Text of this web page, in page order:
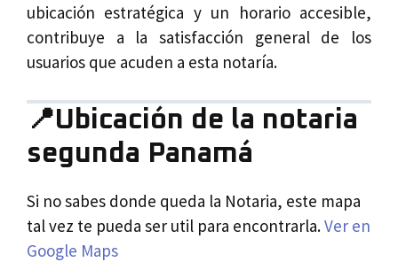
ubicación estratégica y un horario accesible,
contribuye a la satisfacción general de los
usuarios que acuden a esta notaría.
📍Ubicación de la notaria
segunda Panamá
Si no sabes donde queda la Notaria, este mapa
tal vez te pueda ser util para encontrarla.Ver en
Google Maps